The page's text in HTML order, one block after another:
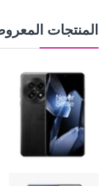
المنتجات